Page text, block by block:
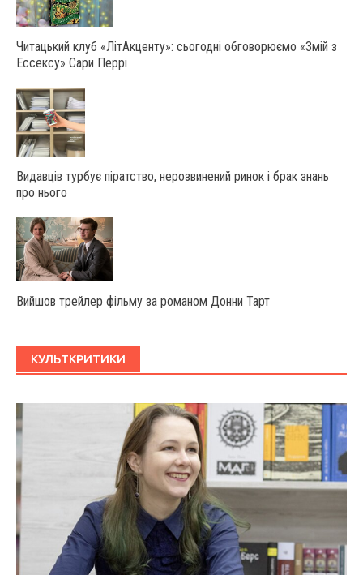
Читацький клуб «ЛітАкценту»: сьогодні обговорюємо «Змій з
Ессексу» Сари Перрі
Видавців турбує піратство, нерозвинений ринок і брак знань
про нього
Вийшов трейлер фільму за романом Донни Тарт
КУЛЬТКРИТИКИ